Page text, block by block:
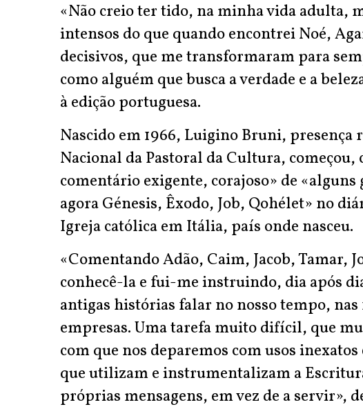
«Não creio ter tido, na minha vida adulta,
intensos do que quando encontrei Noé,
decisivos, que me transformaram para
como alguém que busca a verdade e a
à edição portuguesa.
Nascido em 1966, Luigino Bruni, presença
Nacional da Pastoral da Cultura,
comentário exigente, corajoso» de
agora Génesis, Êxodo, Job, Qohélet» no
Igreja católica em Itália, país onde nasceu.
«Comentando Adão, Caim, Jacob, Tamar,
conhecê-la e fui-me instruindo, dia após
antigas histórias falar no nosso tempo, nas
empresas. Uma tarefa muito difícil, que
com que nos deparemos com usos
que utilizam e instrumentalizam a
próprias mensagens, em vez de a servir»,